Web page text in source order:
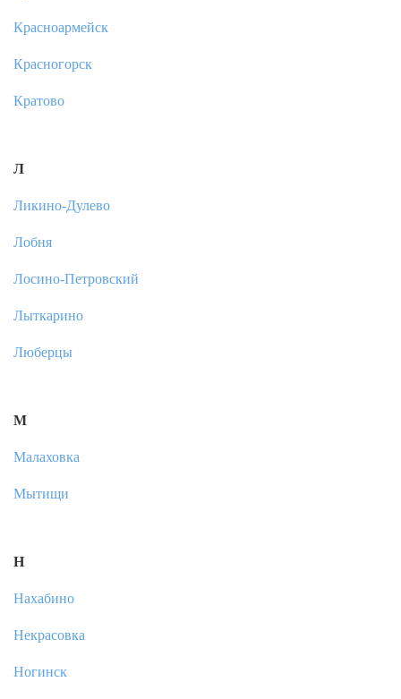
Красноармейск
Красногорск
Кратово
Л
Ликино-Дулево
Лобня
Лосино-Петровский
Лыткарино
Люберцы
М
Малаховка
Мытищи
Н
Нахабино
Некрасовка
Ногинск